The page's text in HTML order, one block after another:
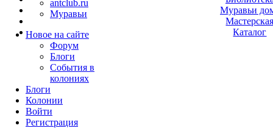
antclub.ru
Муравьи
Новое на сайте
Форум
Блоги
События в
колониях
Блоги
Колонии
Войти
Peгиcтpaция
Муравьи
Каталог